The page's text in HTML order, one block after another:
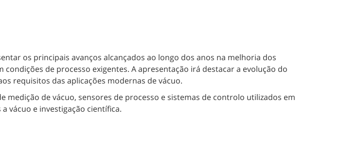
os principais avanços alcançados ao longo dos anos na melhoria dos
de processo exigentes. A apresentação irá destacar a evolução do
requisitos das aplicações modernas de vácuo.
medição de vácuo, sensores de processo e sistemas de controlo utilizados em
vácuo e investigação científica.